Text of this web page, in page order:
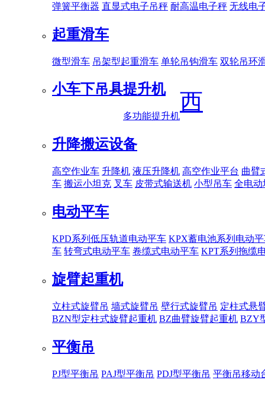
弹簧平衡器 直显式电子吊秤 耐高温电子秤 无线电
起重滑车
微型滑车 吊架型起重滑车 单轮吊钩滑车 双轮吊环
小车下吊具提升机
多功能提升机
升降搬运设备
高空作业车 升降机 液压升降机 高空作业平台 曲臂
车 搬运小坦克 叉车 皮带式输送机 小型吊车 全电动
电动平车
KPD系列低压轨道电动平车 KPX蓄电池系列电动
车 转弯式电动平车 卷缆式电动平车 KPT系列拖缆
旋臂起重机
立柱式旋臂吊 墙式旋臂吊 壁行式旋臂吊 定柱式悬
BZN型定柱式旋臂起重机 BZ曲臂旋臂起重机 BZY
平衡吊
PJ型平衡吊 PAJ型平衡吊 PDJ型平衡吊 平衡吊移动
西